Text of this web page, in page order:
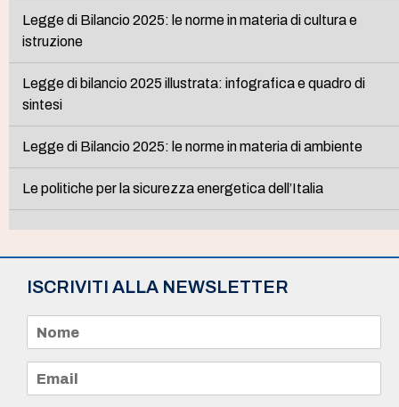
Legge di Bilancio 2025: le norme in materia di cultura e
istruzione
Legge di bilancio 2025 illustrata: infografica e quadro di
sintesi
Legge di Bilancio 2025: le norme in materia di ambiente
Le politiche per la sicurezza energetica dell’Italia
ISCRIVITI ALLA NEWSLETTER
m
e
a